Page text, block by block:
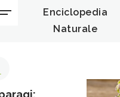
Enciclopedia
Naturale